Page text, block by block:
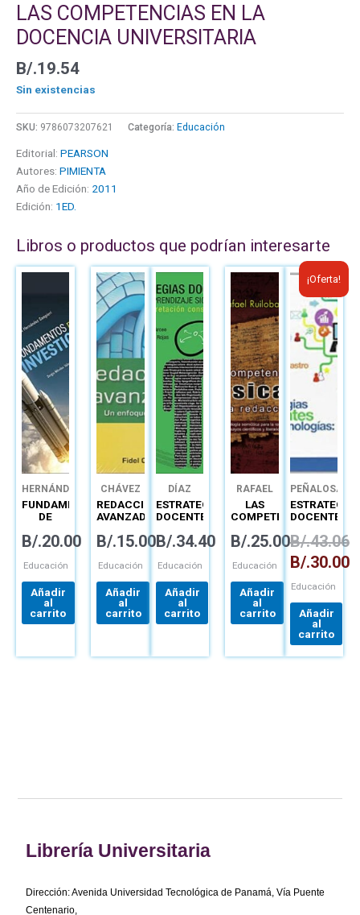
LAS COMPETENCIAS EN LA
DOCENCIA UNIVERSITARIA
B/.19.54
Sin existencias
SKU: 9786073207621 Categoría: Educación
Editorial: PEARSON
Autores: PIMIENTA
Año de Edición: 2011
Edición: 1ED.
Libros o productos que podrían interesarte
HERNÁNDEZ
FUNDAMENTOS
DE
B/.20.00
Educación
Añadir
al
carrito
CHÁVEZ
REDACCIÓN
AVANZADA
B/.15.00
Educación
Añadir
al
carrito
DÍAZ
ESTRATEGIAS
DOCENTES
APRENDIZAJE
B/.34.40
Educación
Añadir
al
carrito
RAFAEL
RULIOBA
LAS
COMPETENCIAS
DE LA
B/.25.00
Educación
Añadir
al
carrito
¡Oferta!
PEÑALOSA
ESTRATEGIAS
DOCENTES
B/.43.06
El
precio
original
era:
B/.43.06.
B/.30.00
El
precio
actual
es:
B/
Educación
Añadir
al
carrito
Librería Universitaria
Dirección: Avenida Universidad Tecnológica de Panamá, Vía Puente
Centenario,